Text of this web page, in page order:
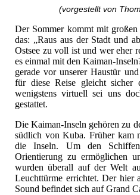
(vorgestellt von
Der Sommer kommt mit
das: „Raus aus der Stadt und
Ostsee zu voll ist und wer eher
es einmal mit den Kaiman-
gerade vor unserer Haustür
für diese Reise gleicht sicher
wenigstens virtuell sei uns
gestattet.
Die Kaiman-Inseln gehören zu
südlich von Kuba. Früher kam
die Inseln. Um den Schiffen
Orientierung zu ermöglichen
wurden überall auf der Welt
Leuchttürme errichtet. Der hier
Sound befindet sich auf Grand